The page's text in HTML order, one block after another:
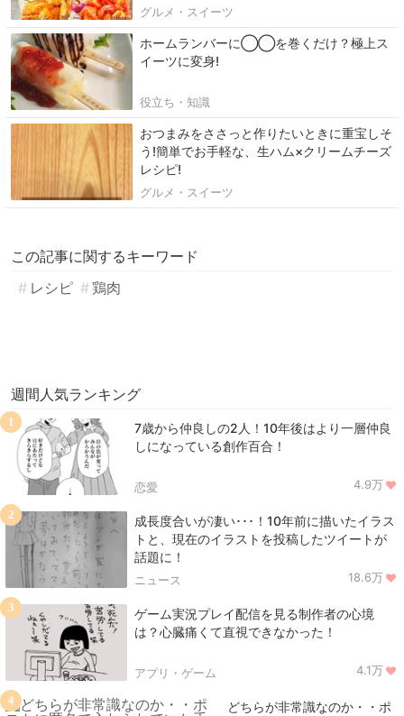
グルメ・スイーツ
ホームランバーに◯◯を巻くだけ？極上ス
イーツに変身!
役立ち・知識
おつまみをささっと作りたいときに重宝しそ
う!簡単でお手軽な、生ハム×クリームチーズ
レシピ!
グルメ・スイーツ
この記事に関するキーワード
レシピ
鶏肉
週間人気ランキング
7歳から仲良しの2人！10年後はより一層仲良
しになっている創作百合！
恋愛 4.9万
1
成長度合いが凄い･･･！10年前に描いたイラス
トと、現在のイラストを投稿したツイートが
話題に！
ニュース 18.6万
2
ゲーム実況プレイ配信を見る制作者の心境
は？心臓痛くて直視できなかった！
アプリ・ゲーム 4.1万
3
どちらが非常識なのか・・ポ
4